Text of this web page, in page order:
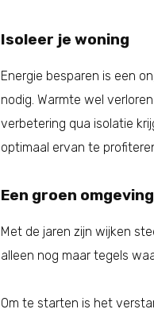
Isoleer je woning
Energie besparen is een
nodig. Warmte wel
verbetering qua isolatie
optimaal ervan te
Een groen omgeving
Met de jaren zijn wijken
alleen nog maar tegels
Om te starten is het